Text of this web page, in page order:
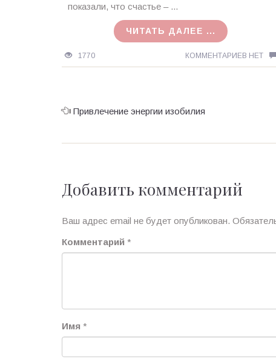
19.03.2016
показали, что счастье – ...
ЧИТАТЬ ДАЛЕЕ ...
1770 КОММЕНТАРИЕВ НЕТ
Привлечение энергии изобилия
Добавить комментарий
Ваш адрес email не будет опубликован.
Комментарий *
Имя *